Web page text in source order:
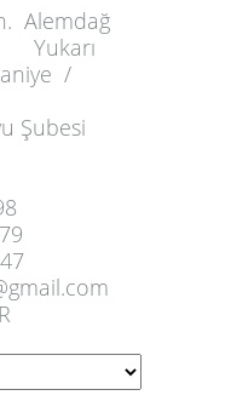
Alemdağ
Yukarı
/
Şubesi